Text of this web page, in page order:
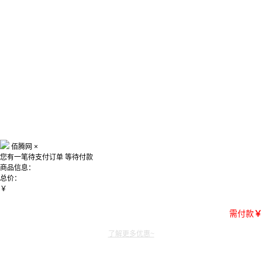
佰腾网 ×
您有一笔待支付订单 等待付款
商品信息：
总价：
￥
需付款￥
了解更多优惠~